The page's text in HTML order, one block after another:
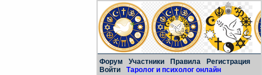
Форум Участники Правила
Регистрация
Войти
Таролог и психолог онлайн